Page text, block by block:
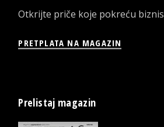
Otkrijte priče koje pokreću biznis
PRETPLATA NA MAGAZIN
Prelistaj magazin